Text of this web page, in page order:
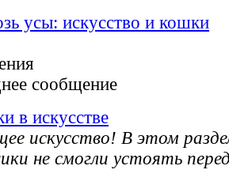
усы: искусство и кошки
сообщение
в искусстве
искусство! В этом
не смогли устоять